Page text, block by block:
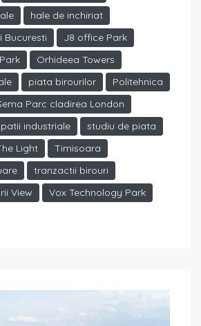
hale de inchiriat
Bucuresti
J8 office Park
Orhideea Towers
piata birourilor
Politehnica
Parc cladirea London
industriale
studiu de piata
Light
Timisoara
tranzactii birouri
View
Vox Technology Park